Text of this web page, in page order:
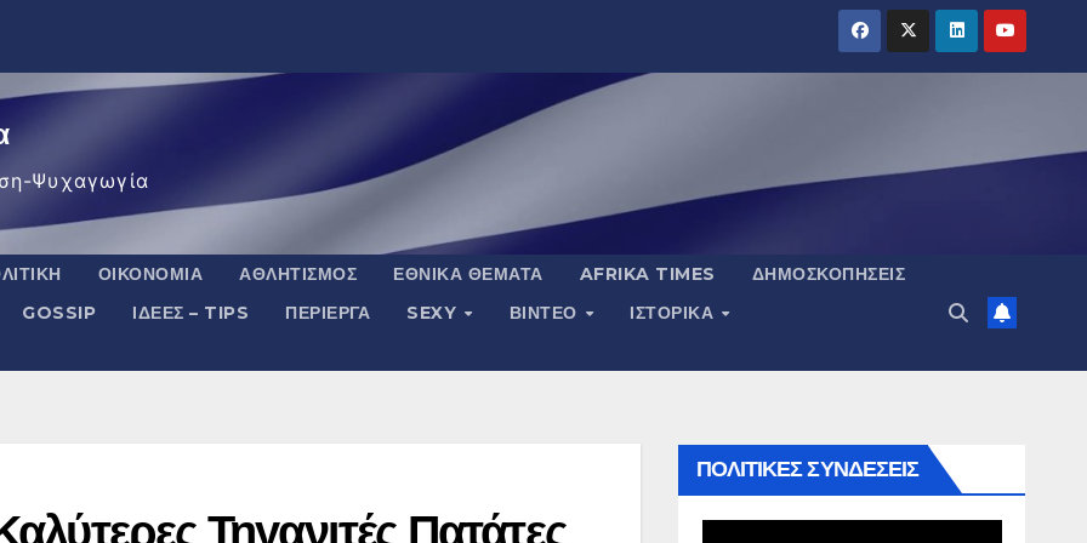
Ψυχαγωγία
ΟΙΚΟΝΟΜΊΑ ΑΘΛΗΤΙΣΜΌΣ ΕΘΝΙΚΆ ΘΈΜΑΤΑ AFRIKA TIMES
ΔΗΜΟΣΚΟΠΉΣΕΙΣ
GOSSIP ΙΔΈΕΣ – TIPS ΠΕΡΊΕΡΓΑ SEXY ΒΙΝΤΕΟ
ΙΣΤΟΡΙΚΆ
Τηγανιτές Πατάτες
ΠΟΛΙΤΙΚΕΣ ΣΥΝΔΕΣΕΙΣ